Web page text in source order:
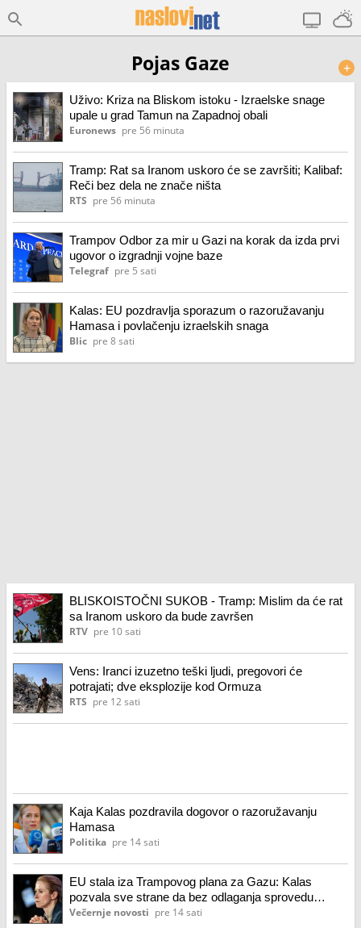
Pojas Gaze +
Uživo: Kriza na Bliskom istoku - Izraelske snage
upale u grad Tamun na Zapadnoj obali
Euronews pre 56 minuta
Tramp: Rat sa Iranom uskoro će se završiti; Kalibaf:
Reči bez dela ne znače ništa
RTS pre 56 minuta
Trampov Odbor za mir u Gazi na korak da izda prvi
ugovor o izgradnji vojne baze
Telegraf pre 5 sati
Kalas: EU pozdravlja sporazum o razoružavanju
Hamasa i povlačenju izraelskih snaga
Blic pre 8 sati
BLISKOISTOČNI SUKOB - Tramp: Mislim da će rat
sa Iranom uskoro da bude završen
RTV pre 10 sati
Vens: Iranci izuzetno teški ljudi, pregovori će
potrajati; dve eksplozije kod Ormuza
RTS pre 12 sati
Kaja Kalas pozdravila dogovor o razoružavanju
Hamasa
Politika pre 14 sati
EU stala iza Trampovog plana za Gazu: Kalas
pozvala sve strane da bez odlaganja sprovedu
dogovor
Večernje novosti pre 14 sati